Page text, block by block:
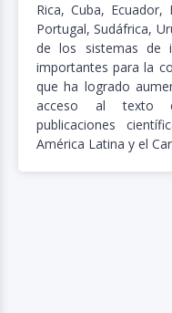
Rica, Cuba, Ecuador,
Portugal, Sudáfrica,
de los sistemas de
importantes para la
que ha logrado
acceso al texto
publicaciones
América Latina y el